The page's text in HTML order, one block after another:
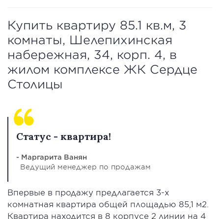
Купить квартиру 85.1 кв.м, 3
комнаты, Шелепихинская
набережная, 34, корп. 4, в
жилом комплексе ЖК Сердце
Столицы
Статус - квартира!
- Маргарита Ванян
Ведущий менеджер по продажам
Впервые в продажу предлагается 3-х
комнатная квартира общей площадью 85,1 м2.
Квартира находится в 8 корпусе 2 линии на 4